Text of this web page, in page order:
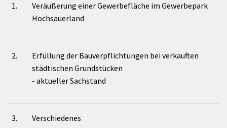
1.
Veräußerung einer Gewerbefläche im Gewerbepark
Hochsauerland
2.
Erfüllung der Bauverpflichtungen bei verkauften
städtischen Grundstücken
- aktueller Sachstand
3. Verschiedenes